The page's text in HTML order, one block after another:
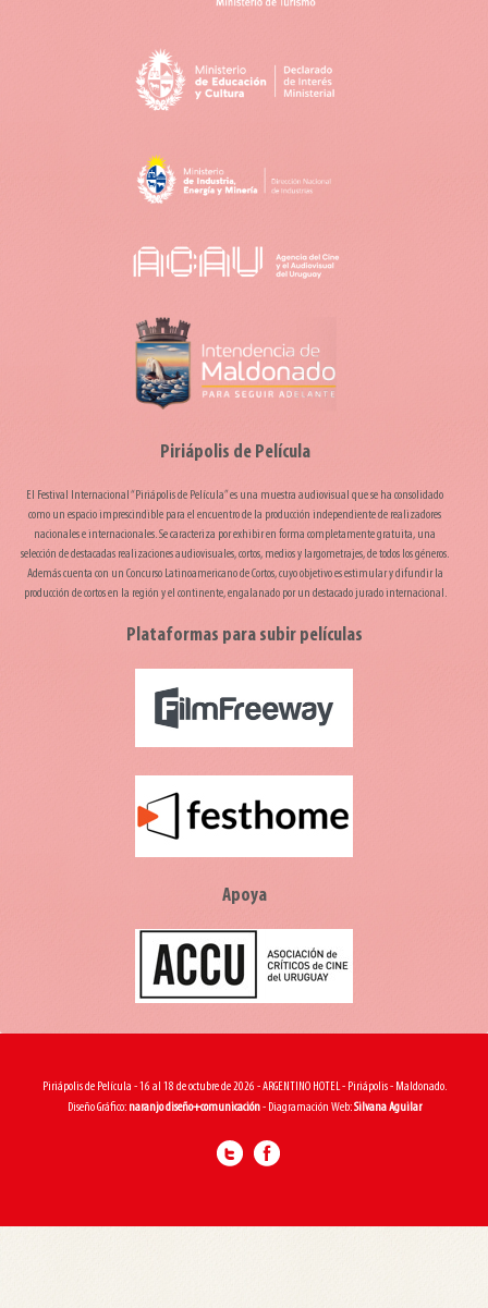
Piriápolis de Película
El Festival Internacional “Piriápolis de Película” es una muestra audiovisual que se ha consolidado
como un espacio imprescindible para el encuentro de la producción independiente de realizadores
nacionales e internacionales. Se caracteriza por exhibir en forma completamente gratuita, una
selección de destacadas realizaciones audiovisuales, cortos, medios y largometrajes, de todos los géneros.
Además cuenta con un Concurso Latinoamericano de Cortos, cuyo objetivo es estimular y difundir la
producción de cortos en la región y el continente, engalanado por un destacado jurado internacional.
Plataformas para subir películas
Apoya
Piriápolis de Película - 16 al 18 de octubre de 2026 - ARGENTINO HOTEL - Piriápolis - Maldonado.
Diseño Gráfico: naranjo diseño+comunicación- Diagramación Web:Silvana Aguilar